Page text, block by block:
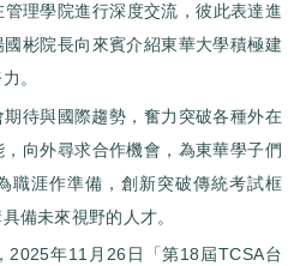
理學院進行深度交流，彼此表達進
彬院長向來賓介紹東華大學積極建
。
待與國際趨勢，奮力突破各種外在
向外尋求合作機會，為東華學子們
職涯作準備，創新突破傳統考試框
備未來視野的人才。
2025年11月26日「第18屆TCSA台